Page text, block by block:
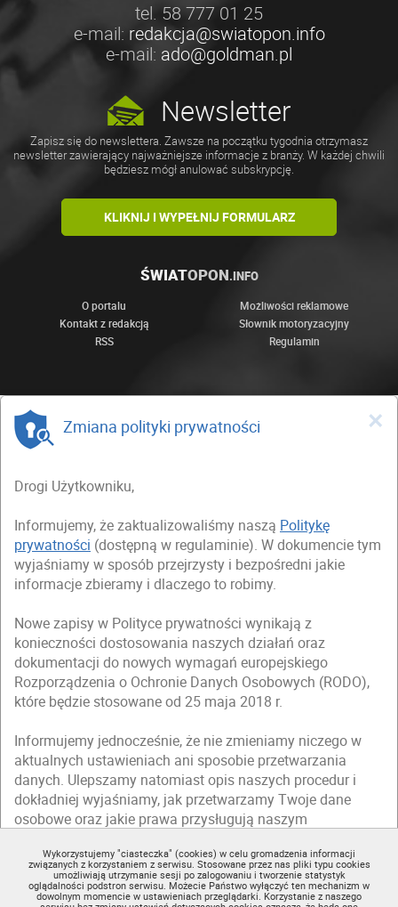
Wykorzystujemy "ciasteczka" (cookies) w celu gromadzenia informacji
związanych z korzystaniem z serwisu. Stosowane przez nas pliki typu cookies
umożliwiają utrzymanie sesji po zalogowaniu i tworzenie statystyk
oglądalności podstron serwisu. Możecie Państwo wyłączyć ten mechanizm w
dowolnym momencie w ustawieniach przeglądarki. Korzystanie z naszego
tel. 58 777 01 25
e-mail: redakcja@swiatopon.info
e-mail: ado@goldman.pl
Newsletter
Zapisz się do newslettera. Zawsze na początku tygodnia otrzymasz
newsletter zawierający najważniejsze informacje z branży. W każdej chwili
będziesz mógł anulować subskrypcję.
KLIKNIJ I WYPEŁNIJ FORMULARZ
ŚWIATOPON.INFO
O portalu
Możliwości reklamowe
Kontakt z redakcją
Słownik motoryzacyjny
RSS
Regulamin
×
Zmiana polityki prywatności
Drogi Użytkowniku,
Informujemy, że zaktualizowaliśmy naszą Politykę
prywatności (dostępną w regulaminie). W dokumencie tym
wyjaśniamy w sposób przejrzysty i bezpośredni jakie
informacje zbieramy i dlaczego to robimy.
Nowe zapisy w Polityce prywatności wynikają z
konieczności dostosowania naszych działań oraz
dokumentacji do nowych wymagań europejskiego
Rozporządzenia o Ochronie Danych Osobowych (RODO),
które będzie stosowane od 25 maja 2018 r.
Informujemy jednocześnie, że nie zmieniamy niczego w
aktualnych ustawieniach ani sposobie przetwarzania
danych. Ulepszamy natomiast opis naszych procedur i
dokładniej wyjaśniamy, jak przetwarzamy Twoje dane
osobowe oraz jakie prawa przysługują naszym
Zapraszamy Cię do zapoznania się ze zmienionąPolityką
prywatności(dostępną w regulaminie).